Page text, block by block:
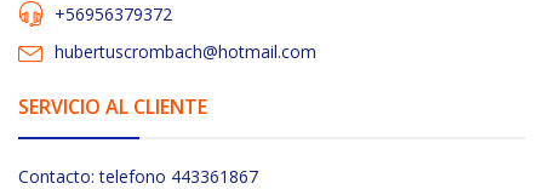
+56956379372
hubertuscrombach@hotmail.com
SERVICIO AL CLIENTE
Contacto: telefono 443361867